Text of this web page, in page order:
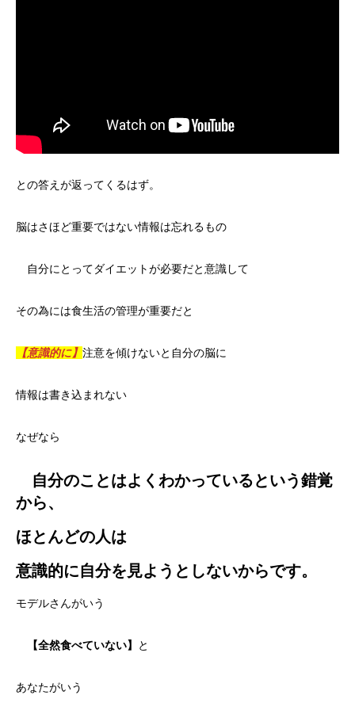
との答えが返ってくるはず。
脳はさほど重要ではない情報は忘れるもの
自分にとってダイエットが必要だと意識して
その為には食生活の管理が重要だと
【意識的に】 注意を傾けないと自分の脳に
情報は書き込まれない
なぜなら
自分のことはよくわかっているという錯覚
から、
ほとんどの人は
意識的に自分を見ようとしないからです。
モデルさんがいう
【全然食べていない】 と
あなたがいう